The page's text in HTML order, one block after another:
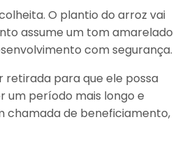
O plantio do arroz vai
assume um tom amarelado
com segurança.
retirada para que ele possa
um período mais longo e
chamada de beneficiamento,